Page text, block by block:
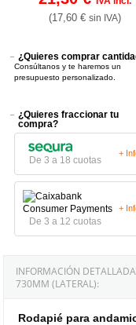
(17,60 € sin IVA)
¿Quieres comprar
Consúltanos y te haremos un
presupuesto personalizado.
¿Quieres fraccionar tu
compra?
De 3 a 18 cuotas
+
De 3 a 12 cuotas
+
INFORMACIÓN
730MM (LATERAL):
Rodapié para